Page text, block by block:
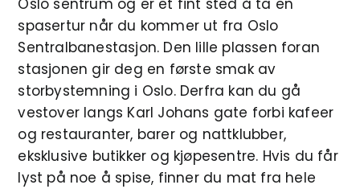
Oslo sentrum og er et fint sted å ta en
spasertur når du kommer ut fra Oslo
Sentralbanestasjon. Den lille plassen foran
stasjonen gir deg en første smak av
storbystemning i Oslo. Derfra kan du gå
vestover langs Karl Johans gate forbi kafeer
og restauranter, barer og nattklubber,
eksklusive butikker og kjøpesentre. Hvis du får
lyst på noe å spise, finner du mat fra hele